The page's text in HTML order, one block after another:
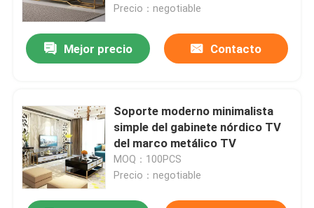
los x 45cm
Precio：negotiable
Mejor precio Contacto
Soporte moderno minimalista
simple del gabinete nórdico TV
del marco metálico TV
MOQ：100PCS
Precio：negotiable